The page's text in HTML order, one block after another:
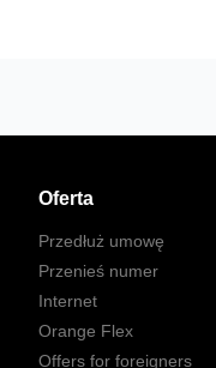
Oferta
Przedłuż umowę
Przenieś numer
Internet
Orange Flex
Offers for foreigners